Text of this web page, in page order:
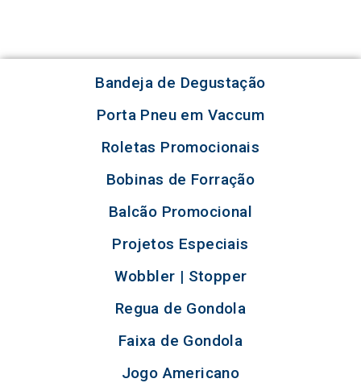
Bandeja de Degustação
Porta Pneu em Vaccum
Roletas Promocionais
Bobinas de Forração
Balcão Promocional
Projetos Especiais
Wobbler | Stopper
Regua de Gondola
Faixa de Gondola
Jogo Americano